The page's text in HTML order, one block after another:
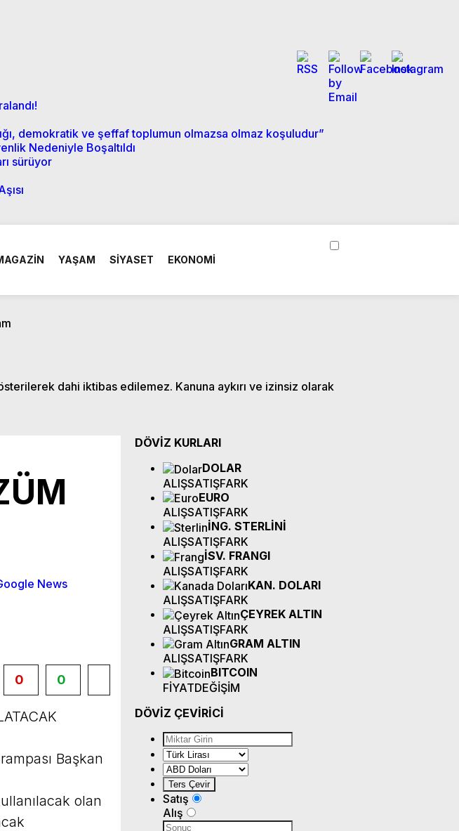
demokratik ve şeffaf toplumun olmazsa olmaz koşuludur”
Nedeniyle Boşaltıldı
sürüyor
YAŞAM SİYASET EKONOMİ
dahi iktibas edilemez. Kanuna aykırı ve izinsiz olarak
0
0
Başkan
olan
DÖVİZ KURLARI
DOLAR
ALIŞSATIŞFARK
EURO
ALIŞSATIŞFARK
İNG. STERLİNİ
ALIŞSATIŞFARK
İSV. FRANGI
ALIŞSATIŞFARK
KAN. DOLARI
ALIŞSATIŞFARK
ÇEYREK ALTIN
ALIŞSATIŞFARK
GRAM ALTIN
ALIŞSATIŞFARK
BITCOIN
FİYATDEĞİŞİM
DÖVİZ ÇEVİRİCİ
Satış
Alış